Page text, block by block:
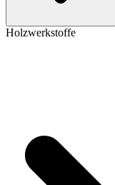
Holzwerkstoffe